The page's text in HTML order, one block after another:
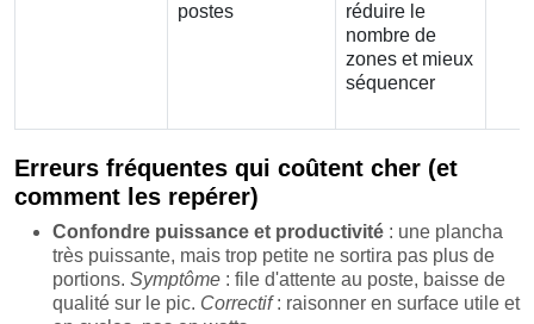
postes
réduire le
nombre de
zones et mieux
séquencer
Erreurs fréquentes qui coûtent cher (et
comment les repérer)
Confondre puissance et productivité : une plancha
très puissante, mais trop petite ne sortira pas plus de
portions. Symptôme : file d'attente au poste, baisse de
qualité sur le pic. Correctif: raisonner en surface utile et